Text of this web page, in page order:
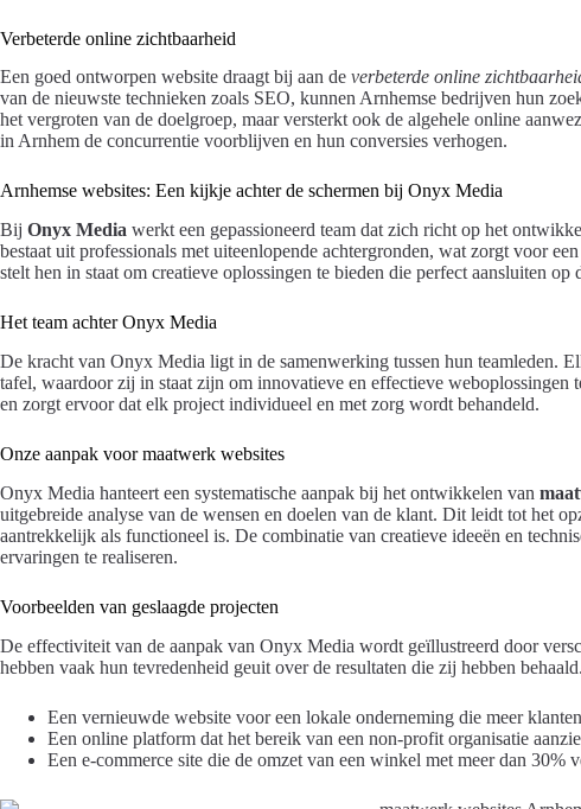
Verbeterde online zichtbaarheid
Een goed ontworpen website draagt bij aan de verbeterde online
van de nieuwste technieken zoals SEO, kunnen Arnhemse bedrijven hun
het vergroten van de doelgroep, maar versterkt ook de algehele online
in Arnhem de concurrentie voorblijven en hun conversies verhogen.
Arnhemse websites: Een kijkje achter de schermen bij Onyx Media
Bij Onyx Media werkt een gepassioneerd team dat zich richt op het
bestaat uit professionals met uiteenlopende achtergronden, wat zorgt voor
stelt hen in staat om creatieve oplossingen te bieden die perfect aansluiten op
Het team achter Onyx Media
De kracht van Onyx Media ligt in de samenwerking tussen hun teamleden.
tafel, waardoor zij in staat zijn om innovatieve en effectieve weboplossingen
en zorgt ervoor dat elk project individueel en met zorg wordt behandeld.
Onze aanpak voor maatwerk websites
Onyx Media hanteert een systematische aanpak bij het ontwikkelen van
uitgebreide analyse van de wensen en doelen van de klant. Dit leidt tot het
aantrekkelijk als functioneel is. De combinatie van creatieve ideeën en
ervaringen te realiseren.
Voorbeelden van geslaagde projecten
De effectiviteit van de aanpak van Onyx Media wordt geïllustreerd door
hebben vaak hun tevredenheid geuit over de resultaten die zij hebben
Een vernieuwde website voor een lokale onderneming die meer
Een online platform dat het bereik van een non-profit organisatie
Een e-commerce site die de omzet van een winkel met meer dan 30%